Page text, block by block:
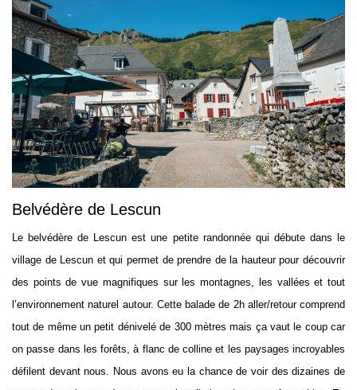
Belvédère de Lescun
Le belvédère de Lescun est une petite randonnée qui débute dans le
village de Lescun et qui permet de prendre de la hauteur pour découvrir
des points de vue magnifiques sur les montagnes, les vallées et tout
l’environnement naturel autour. Cette balade de 2h aller/retour comprend
tout de même un petit dénivelé de 300 mètres mais ça vaut le coup car
on passe dans les forêts, à flanc de colline et les paysages incroyables
défilent devant nous. Nous avons eu la chance de voir des dizaines de